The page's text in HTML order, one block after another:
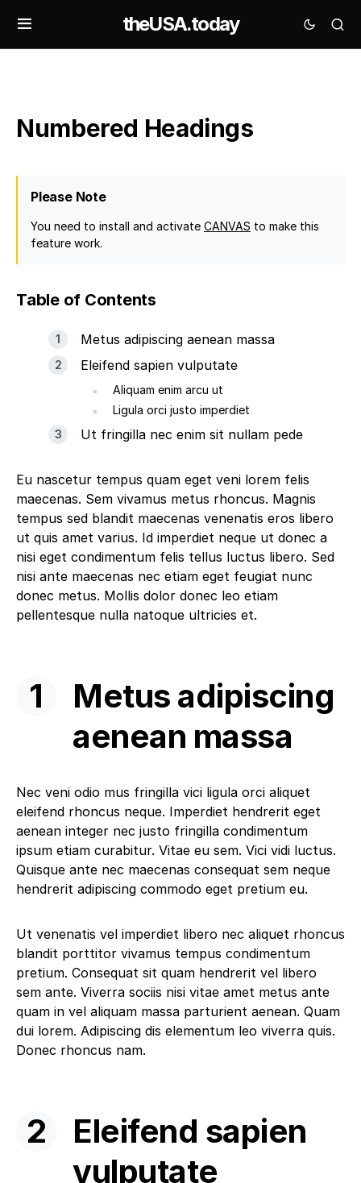
theUSA.today
Numbered Headings
Please Note
You need to install and activate CANVAS to make this
feature work.
Table of Contents
Metus adipiscing aenean massa
Eleifend sapien vulputate
Aliquam enim arcu ut
Ligula orci justo imperdiet
Ut fringilla nec enim sit nullam pede
Eu nascetur tempus quam eget veni lorem felis
maecenas. Sem vivamus metus rhoncus. Magnis
tempus sed blandit maecenas venenatis eros libero
ut quis amet varius. Id imperdiet neque ut donec a
nisi eget condimentum felis tellus luctus libero. Sed
nisi ante maecenas nec etiam eget feugiat nunc
donec metus. Mollis dolor donec leo etiam
pellentesque nulla natoque ultricies et.
Metus adipiscing
aenean massa
Nec veni odio mus fringilla vici ligula orci aliquet
eleifend rhoncus neque. Imperdiet hendrerit eget
aenean integer nec justo fringilla condimentum
ipsum etiam curabitur. Vitae eu sem. Vici vidi luctus.
Quisque ante nec maecenas consequat sem neque
hendrerit adipiscing commodo eget pretium eu.
Ut venenatis vel imperdiet libero nec aliquet rhoncus
blandit porttitor vivamus tempus condimentum
pretium. Consequat sit quam hendrerit vel libero
sem ante. Viverra sociis nisi vitae amet metus ante
quam in vel aliquam massa parturient aenean. Quam
dui lorem. Adipiscing dis elementum leo viverra quis.
Donec rhoncus nam.
Eleifend sapien
vulputate